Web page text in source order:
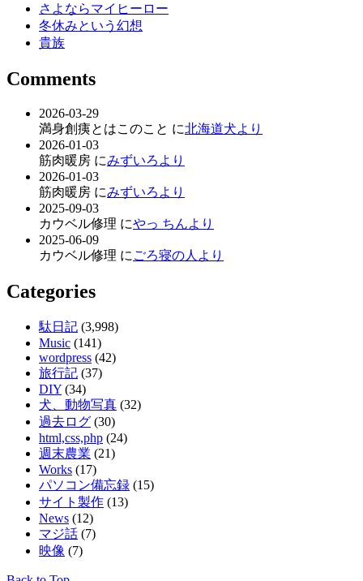
さよならマイヒーロー
冬休みという幻想
貴族
Comments
2026-03-29
満身創痍とはこのこと に北海道犬より
2026-01-03
筋肉暖房 にみずいろより
2026-01-03
筋肉暖房 にみずいろより
2025-09-03
カウベル修理 にやっ ちんより
2025-06-09
カウベル修理 に ごろ寝の人より
Categories
駄日記 (3,998)
Music (141)
wordpress (42)
旅行記 (37)
DIY (34)
犬、動物写真 (32)
過去ログ (30)
html,css,php (24)
週末農業 (21)
Works (17)
パソコン備忘録 (15)
サイト製作 (13)
News (12)
マジ話 (7)
映像 (7)